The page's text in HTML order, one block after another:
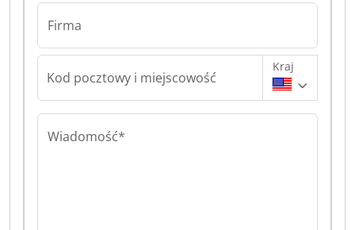
Firma
Kod pocztowy i miejscowość
Kraj
Wiadomość*